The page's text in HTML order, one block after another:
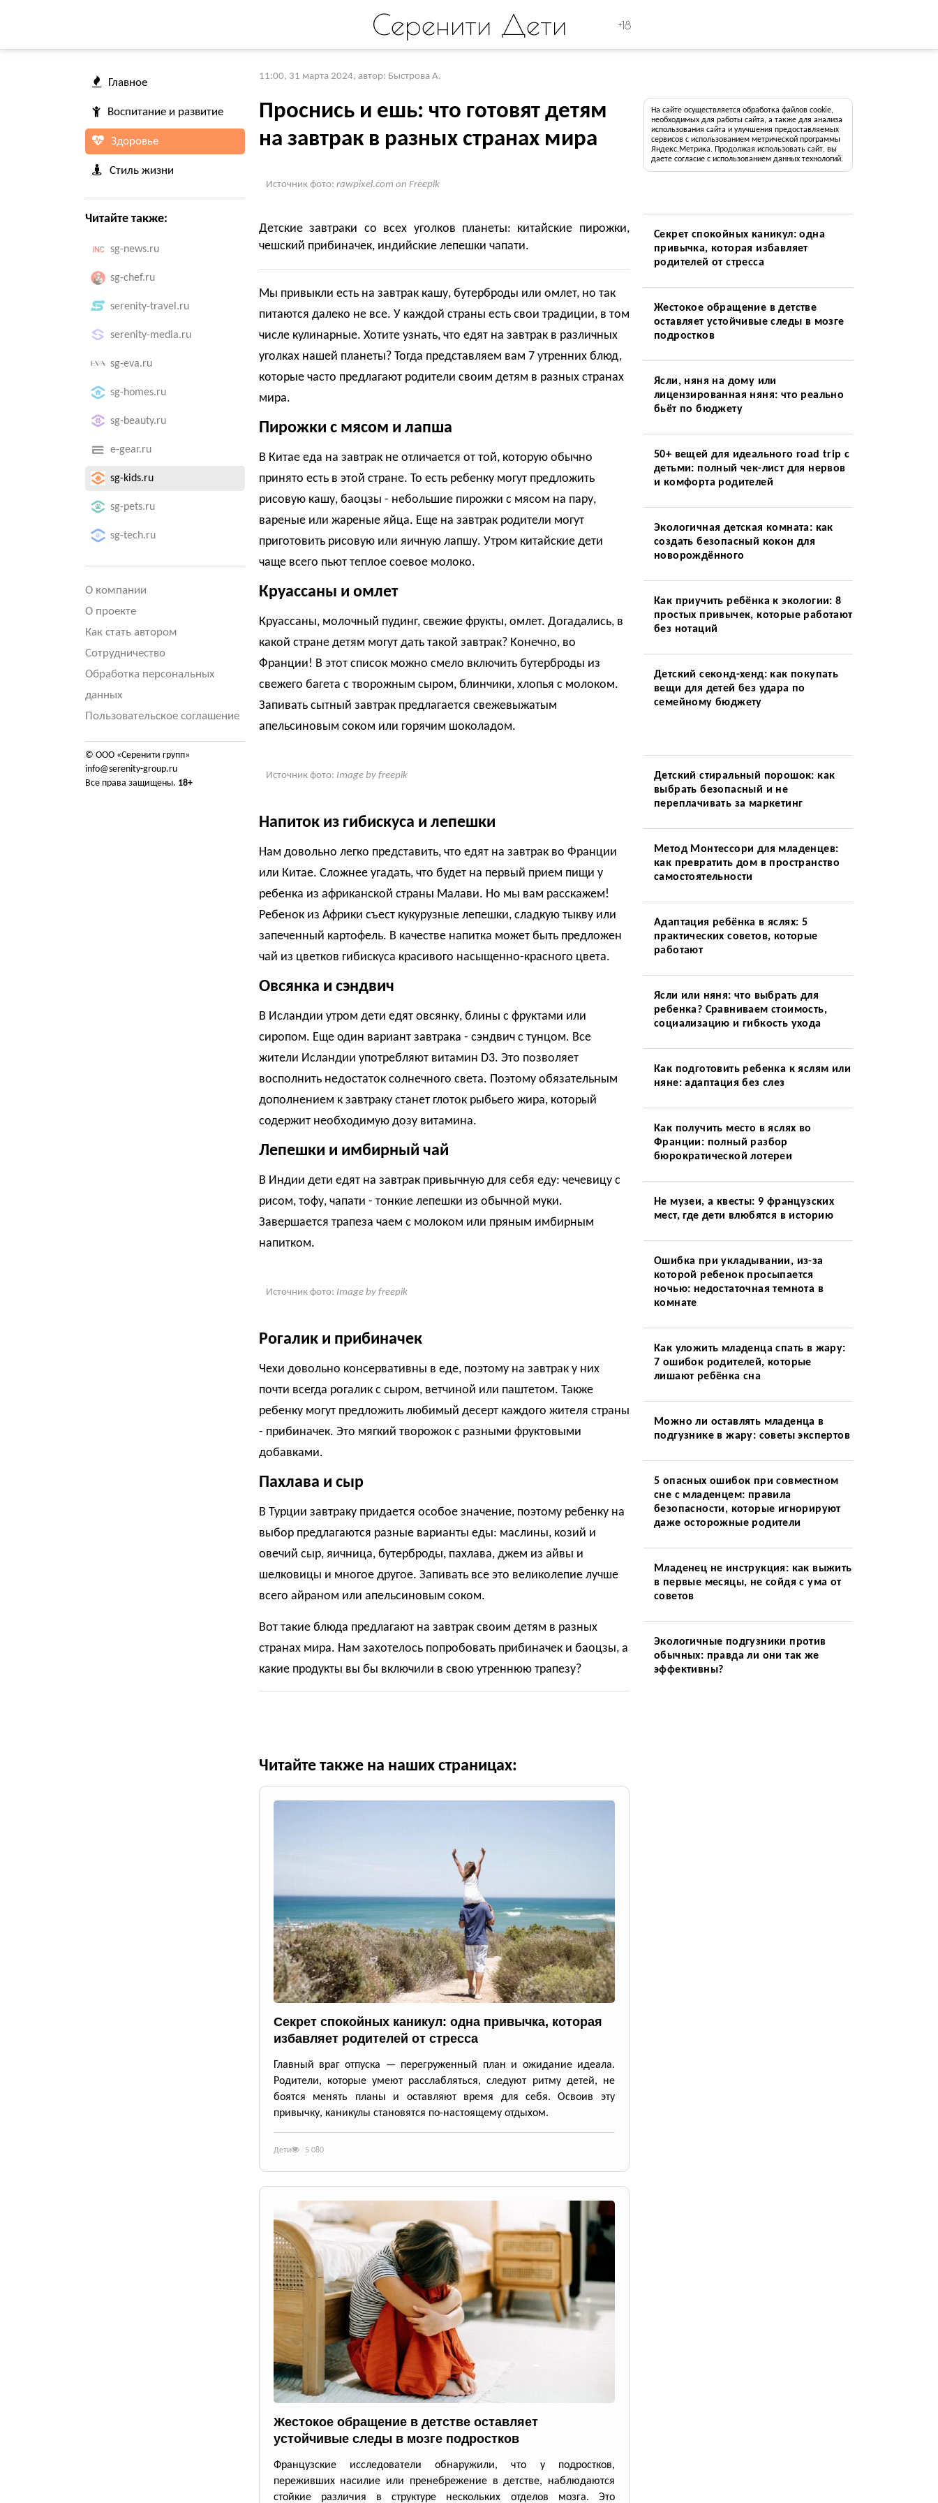
Серенити Дети +18
Главное
Воспитание и развитие
Здоровье
Стиль жизни
Читайте также:
sg-news.ru
sg-chef.ru
serenity-travel.ru
serenity-media.ru
sg-eva.ru
sg-homes.ru
sg-beauty.ru
e-gear.ru
sg-kids.ru
sg-pets.ru
sg-tech.ru
О компании
О проекте
Как стать автором
Сотрудничество
Обработка персональных
данных
Пользовательское соглашение
© ООО «Серенити групп»
info@serenity-group.ru
Все права защищены. 18+
11:00, 31 марта 2024, автор: Быстрова А.
Проснись и ешь: что готовят детям
на завтрак в разных странах мира
Источник фото: rawpixel.com on Freepik
Детские завтраки со всех уголков планеты: китайские пирожки,
чешский прибиначек, индийские лепешки чапати.
Мы привыкли есть на завтрак кашу, бутерброды или омлет, но так
питаются далеко не все. У каждой страны есть свои традиции, в том
числе кулинарные. Хотите узнать, что едят на завтрак в различных
уголках нашей планеты? Тогда представляем вам 7 утренних блюд,
которые часто предлагают родители своим детям в разных странах
мира.
Пирожки с мясом и лапша
В Китае еда на завтрак не отличается от той, которую обычно
принято есть в этой стране. То есть ребенку могут предложить
рисовую кашу, баоцзы - небольшие пирожки с мясом на пару,
вареные или жареные яйца. Еще на завтрак родители могут
приготовить рисовую или яичную лапшу. Утром китайские дети
чаще всего пьют теплое соевое молоко.
Круассаны и омлет
Круассаны, молочный пудинг, свежие фрукты, омлет. Догадались, в
какой стране детям могут дать такой завтрак? Конечно, во
Франции! В этот список можно смело включить бутерброды из
свежего багета с творожным сыром, блинчики, хлопья с молоком.
Запивать сытный завтрак предлагается свежевыжатым
апельсиновым соком или горячим шоколадом.
Источник фото: Image by freepik
Напиток из гибискуса и лепешки
Нам довольно легко представить, что едят на завтрак во Франции
или Китае. Сложнее угадать, что будет на первый прием пищи у
ребенка из африканской страны Малави. Но мы вам расскажем!
Ребенок из Африки съест кукурузные лепешки, сладкую тыкву или
запеченный картофель. В качестве напитка может быть предложен
чай из цветков гибискуса красивого насыщенно-красного цвета.
Овсянка и сэндвич
В Исландии утром дети едят овсянку, блины с фруктами или
сиропом. Еще один вариант завтрака - сэндвич с тунцом. Все
жители Исландии употребляют витамин D3. Это позволяет
восполнить недостаток солнечного света. Поэтому обязательным
дополнением к завтраку станет глоток рыбьего жира, который
содержит необходимую дозу витамина.
Лепешки и имбирный чай
В Индии дети едят на завтрак привычную для себя еду: чечевицу с
рисом, тофу, чапати - тонкие лепешки из обычной муки.
Завершается трапеза чаем с молоком или пряным имбирным
напитком.
Источник фото: Image by freepik
Рогалик и прибиначек
Чехи довольно консервативны в еде, поэтому на завтрак у них
почти всегда рогалик с сыром, ветчиной или паштетом. Также
ребенку могут предложить любимый десерт каждого жителя страны
- прибиначек. Это мягкий творожок с разными фруктовыми
добавками.
Пахлава и сыр
В Турции завтраку придается особое значение, поэтому ребенку на
выбор предлагаются разные варианты еды: маслины, козий и
овечий сыр, яичница, бутерброды, пахлава, джем из айвы и
шелковицы и многое другое. Запивать все это великолепие лучше
всего айраном или апельсиновым соком.
Вот такие блюда предлагают на завтрак своим детям в разных
странах мира. Нам захотелось попробовать прибиначек и баоцзы, а
какие продукты вы бы включили в свою утреннюю трапезу?
Читайте также на наших страницах:
Секрет спокойных каникул: одна привычка, которая
избавляет родителей от стресса
Главный враг отпуска — перегруженный план и ожидание идеала.
Родители, которые умеют расслабляться, следуют ритму детей, не
боятся менять планы и оставляют время для себя. Освоив эту
привычку, каникулы становятся по-настоящему отдыхом.
Дети 5 080
Жестокое обращение в детстве оставляет
устойчивые следы в мозге подростков
Французские исследователи обнаружили, что у подростков,
переживших насилие или пренебрежение в детстве, наблюдаются
стойкие различия в структуре нескольких отделов мозга. Это
На сайте осуществляется обработка файлов cookie,
необходимых для работы сайта, а также для анализа
использования сайта и улучшения предоставляемых
сервисов с использованием метрической программы
Яндекс.Метрика. Продолжая использовать сайт, вы
даете согласие с использованием данных технологий.
Секрет спокойных каникул: одна
привычка, которая избавляет
родителей от стресса
Жестокое обращение в детстве
оставляет устойчивые следы в мозге
подростков
Ясли, няня на дому или
лицензированная няня: что реально
бьёт по бюджету
50+ вещей для идеального road trip с
детьми: полный чек-лист для нервов
и комфорта родителей
Экологичная детская комната: как
создать безопасный кокон для
новорождённого
Как приучить ребёнка к экологии: 8
простых привычек, которые работают
без нотаций
Детский секонд-хенд: как покупать
вещи для детей без удара по
семейному бюджету
Детский стиральный порошок: как
выбрать безопасный и не
переплачивать за маркетинг
Метод Монтессори для младенцев:
как превратить дом в пространство
самостоятельности
Адаптация ребёнка в яслях: 5
практических советов, которые
работают
Ясли или няня: что выбрать для
ребенка? Сравниваем стоимость,
социализацию и гибкость ухода
Как подготовить ребенка к яслям или
няне: адаптация без слез
Как получить место в яслях во
Франции: полный разбор
бюрократической лотереи
Не музеи, а квесты: 9 французских
мест, где дети влюбятся в историю
Ошибка при укладывании, из-за
которой ребенок просыпается
ночью: недостаточная темнота в
комнате
Как уложить младенца спать в жару:
7 ошибок родителей, которые
лишают ребёнка сна
Можно ли оставлять младенца в
подгузнике в жару: советы экспертов
5 опасных ошибок при совместном
сне с младенцем: правила
безопасности, которые игнорируют
даже осторожные родители
Младенец не инструкция: как выжить
в первые месяцы, не сойдя с ума от
советов
Экологичные подгузники против
обычных: правда ли они так же
эффективны?